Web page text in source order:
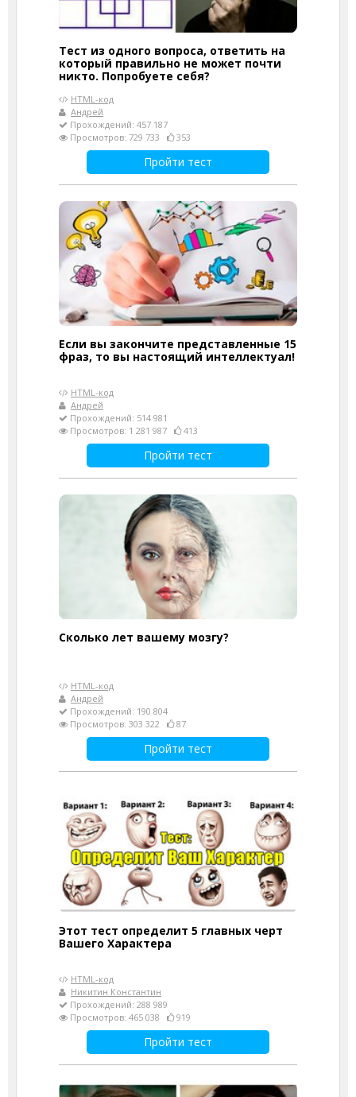
Тест из одного вопроса, ответить на
который правильно не может почти
никто. Попробуете себя?
HTML-код
Андрей
Прохождений: 457 187
Просмотров: 729 733
353
Пройти тест
Если вы закончите представленные 15
фраз, то вы настоящий интеллектуал!
HTML-код
Андрей
Прохождений: 514 981
Просмотров: 1 281 987
413
Пройти тест
Сколько лет вашему мозгу?
HTML-код
Андрей
Прохождений: 190 804
Просмотров: 303 322
87
Пройти тест
Этот тест определит 5 главных черт
Вашего Характера
HTML-код
Никитин Константин
Прохождений: 288 989
Просмотров: 465 038
919
Пройти тест